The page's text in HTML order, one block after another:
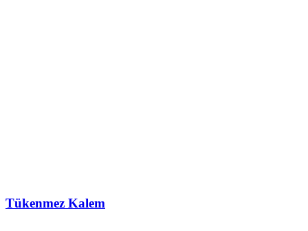
Tükenmez Kalem